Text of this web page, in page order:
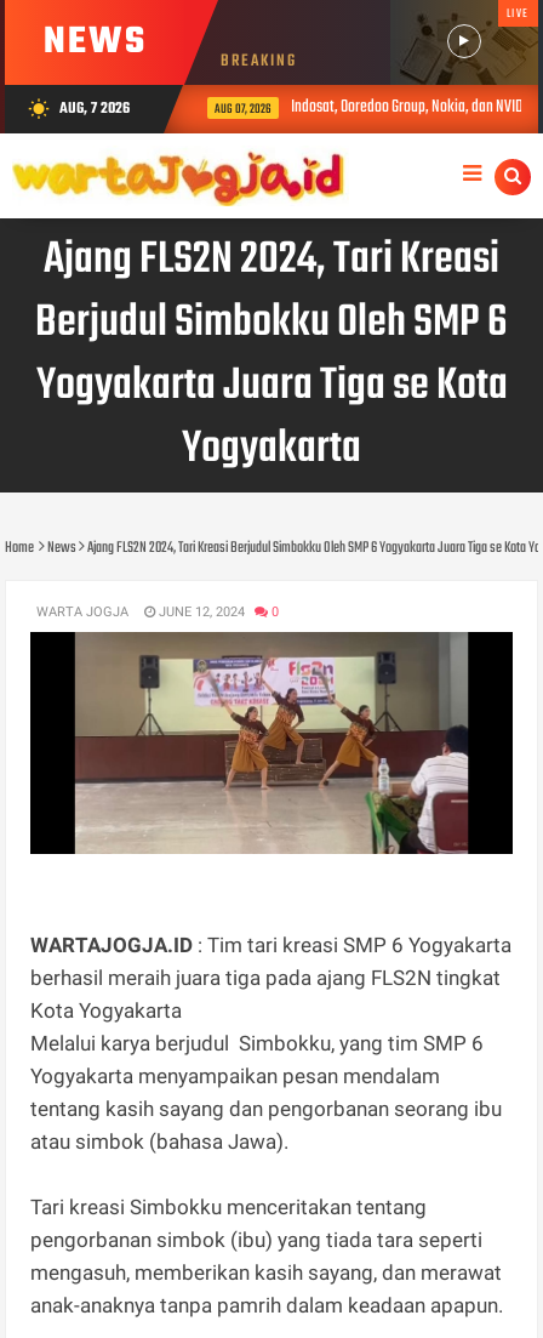
NEWS BREAKING
LIVE
wb_sunny AUG, 7 2026 AUG 07, 2026 Indosat, Ooredoo Group, Nokia, dan
Ajang FLS2N 2024, Tari Kreasi
Berjudul Simbokku Oleh SMP 6
Yogyakarta Juara Tiga se Kota
Yogyakarta
Home News Ajang FLS2N 2024, Tari Kreasi Berjudul Simbokku Oleh SMP 6 Yogyakarta Juara Tiga se Kota
WARTA JOGJA JUNE 12, 2024 0
WARTAJOGJA.ID : Tim tari kreasi SMP 6 Yogyakarta
berhasil meraih juara tiga pada ajang FLS2N tingkat
Kota Yogyakarta
Melalui karya berjudul Simbokku, yang tim SMP 6
Yogyakarta menyampaikan pesan mendalam
tentang kasih sayang dan pengorbanan seorang ibu
atau simbok (bahasa Jawa).
Tari kreasi Simbokku menceritakan tentang
pengorbanan simbok (ibu) yang tiada tara seperti
mengasuh, memberikan kasih sayang, dan merawat
anak-anaknya tanpa pamrih dalam keadaan apapun.